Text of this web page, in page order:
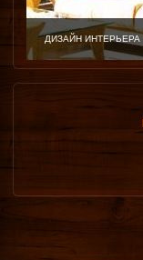
ДИЗАЙН ИНТЕРЬЕРА